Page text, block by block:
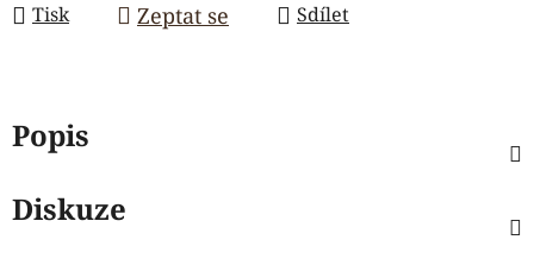
Tisk Zeptat se Sdílet
Popis
Diskuze